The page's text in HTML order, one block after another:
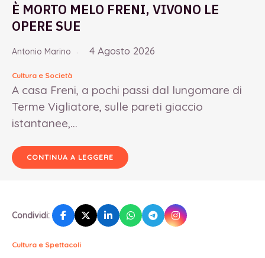
È MORTO MELO FRENI, VIVONO LE
OPERE SUE
Antonio Marino 4 Agosto 2026
Cultura e Società
A casa Freni, a pochi passi dal lungomare di
Terme Vigliatore, sulle pareti giaccio
istantanee,...
CONTINUA A LEGGERE
Condividi:
Cultura e Spettacoli